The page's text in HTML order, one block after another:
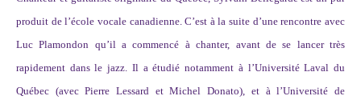
produit de l’école vocale canadienne. C’est à la suite d’une rencontre avec
Luc Plamondon qu’il a commencé à chanter, avant de se lancer très
rapidement dans le jazz. Il a étudié notamment à l’Université Laval du
Québec (avec Pierre Lessard et Michel Donato), et à l’Université de